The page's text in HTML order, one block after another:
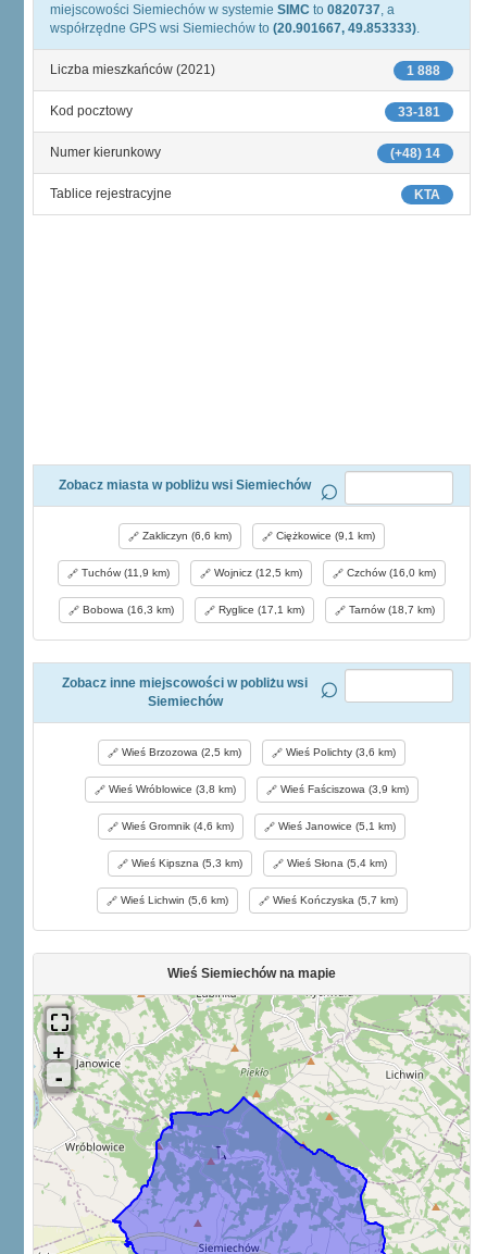
miejscowości Siemiechów w systemie SIMC to 0820737, a
współrzędne GPS wsi Siemiechów to (20.901667, 49.853333).
1 888
Liczba mieszkańców (2021)
33-181
Kod pocztowy
(+48) 14
Numer kierunkowy
KTA
Tablice rejestracyjne
Zobacz miasta w pobliżu wsi Siemiechów
Zakliczyn (6,6 km) Ciężkowice (9,1 km)
Tuchów (11,9 km) Wojnicz (12,5 km) Czchów (16,0 km)
Bobowa (16,3 km) Ryglice (17,1 km) Tarnów (18,7 km)
Zobacz inne miejscowości w pobliżu wsi
Siemiechów
Wieś Brzozowa (2,5 km) Wieś Polichty (3,6 km)
Wieś Wróblowice (3,8 km) Wieś Faściszowa (3,9 km)
Wieś Gromnik (4,6 km) Wieś Janowice (5,1 km)
Wieś Kipszna (5,3 km) Wieś Słona (5,4 km)
Wieś Lichwin (5,6 km) Wieś Kończyska (5,7 km)
Wieś Siemiechów na mapie